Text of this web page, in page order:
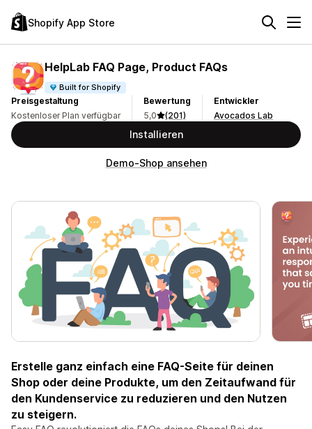
Shopify App Store
HelpLab FAQ Page, Product FAQs
Built for Shopify
Preisgestaltung
Kostenloser Plan verfügbar
Bewertung
5,0
(201)
Entwickler
Avocados Lab
Installieren
Demo-Shop ansehen
Erstelle ganz einfach eine FAQ-Seite für deinen
Shop oder deine Produkte, um den Zeitaufwand für
den Kundenservice zu reduzieren und den Nutzen
zu steigern.